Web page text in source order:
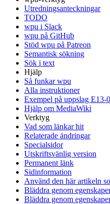
Utredningsanteckningar
TODO
wpu i Slack
wpu på GitHub
Stöd wpu på Patreon
Semantisk sökning
Sök i text
Hjälp
Så funkar wpu
Alla instruktioner
Exempel på uppslag E13-
Hjälp om MediaWiki
Verktyg
Vad som länkar hit
Relaterade ändringar
Specialsidor
Utskriftsvänlig version
Permanent länk
Sidinformation
Använd den här artikeln
Bläddra genom
Bläddra genom